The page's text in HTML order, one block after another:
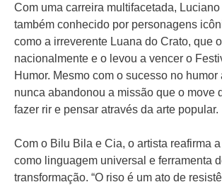
Com uma carreira multifacetada,
também conhecido por personagens
como a irreverente Luana do Crato, que
nacionalmente e o levou a vencer o
Humor. Mesmo com o sucesso no
nunca abandonou a missão que o move
fazer rir e pensar através da arte popular.
Com o Bilu Bila e Cia, o artista reafirma
como linguagem universal e ferramenta
transformação. “O riso é um ato de